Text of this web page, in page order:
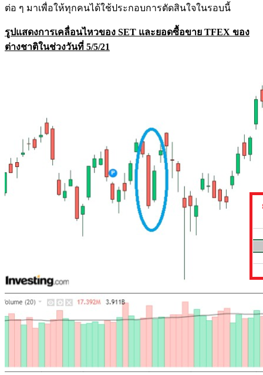
ต่อ ๆ มาเพื่อให้ทุกคนได้ใช้ประกอบการตัดสินใจในรอบนี้
รูปแสดงการเคลื่อนไหวของ SET และยอดซื้อขาย TFEX ของ
ต่างชาติในช่วงวันที่ 5/5/21